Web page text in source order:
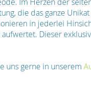
die das ganze Unikat
in jederlei
Dieser
uns gerne in unserem